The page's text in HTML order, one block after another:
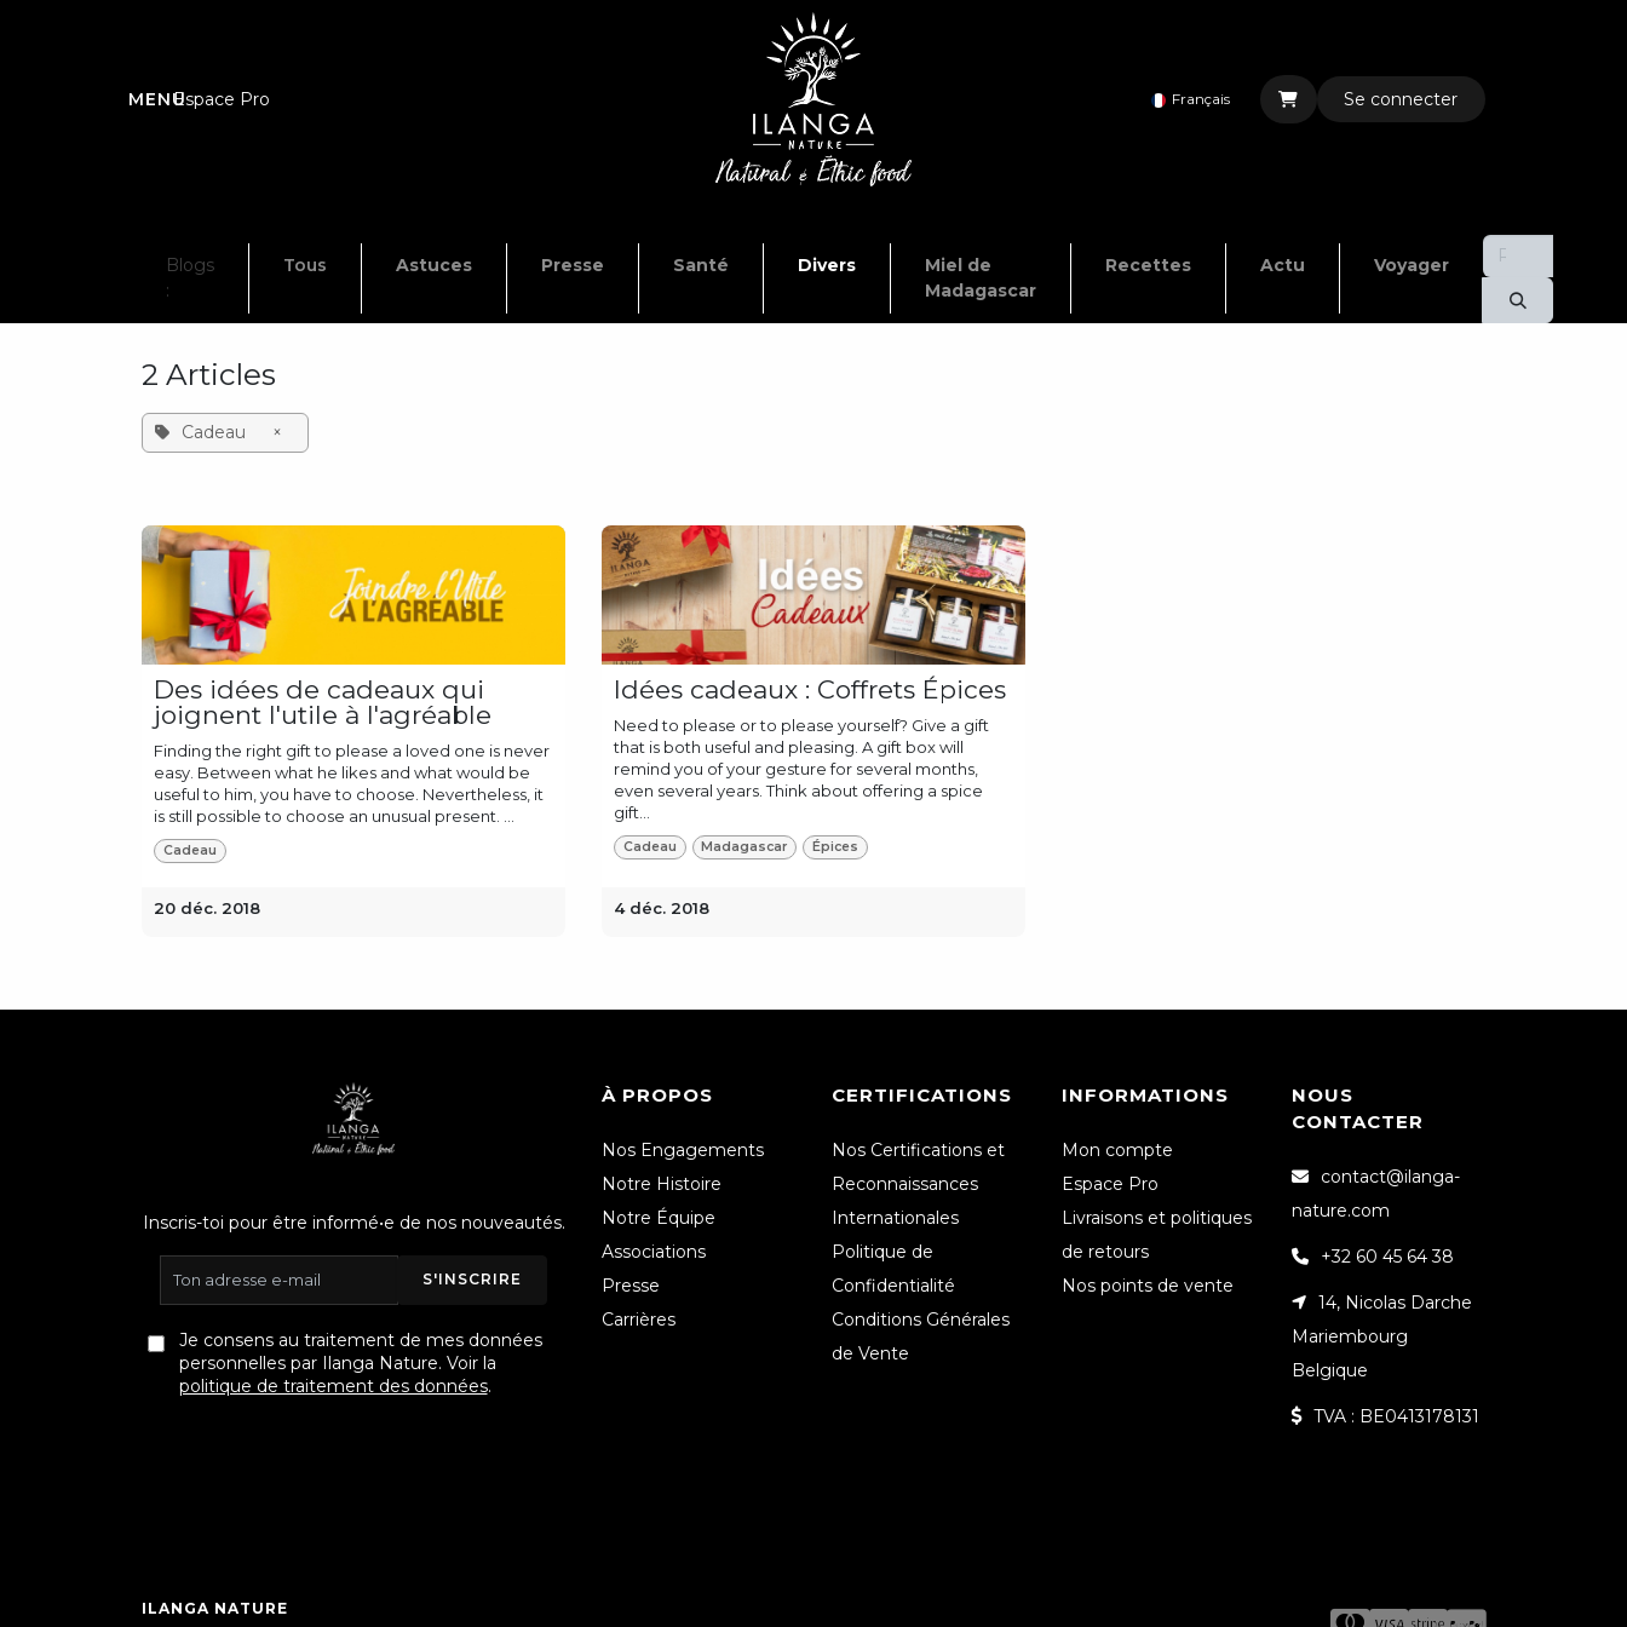
Espace Pro Français Se connecter
Blogs
:
Tous Astuces Presse Santé Divers
Miel de
Madagascar
Recettes Actu Voyager
2 Articles
Cadeau ×
Des idées de cadeaux qui
joignent l'utile à l'agréable
Finding the right gift to please a loved one is never
easy. Between what he likes and what would be
useful to him, you have to choose. Nevertheless, it
is still possible to choose an unusual present. ...
Cadeau
20 déc. 2018
Idées cadeaux : Coffrets Épices
Need to please or to please yourself? Give a gift
that is both useful and pleasing. A gift box will
remind you of your gesture for several months,
even several years. Think about offering a spice
gift...
Cadeau Madagascar Épices
4 déc. 2018
Inscris-toi pour être informé•e de nos nouveautés.
S'INSCRIRE
Je consens au traitement de mes données
personnelles par Ilanga Nature. Voir la
politique de traitement des données.
À PROPOS
Nos Engagements
Notre Histoire
Notre Équipe
Associations
Presse
Carrières
CERTIFICATIONS
Nos Certifications et
Reconnaissances
Internationales
Politique de
Confidentialité
Conditions Générales
de Vente
INFORMATIONS
Mon compte
Espace Pro
Livraisons et politiques
de retours
Nos points de vente
NOUS
CONTACTER
contact@ilanga-
nature.com
+32 60 45 64 38
14, Nicolas Darche
Mariembourg
Belgique
TVA : BE0413178131
ILANGA NATURE